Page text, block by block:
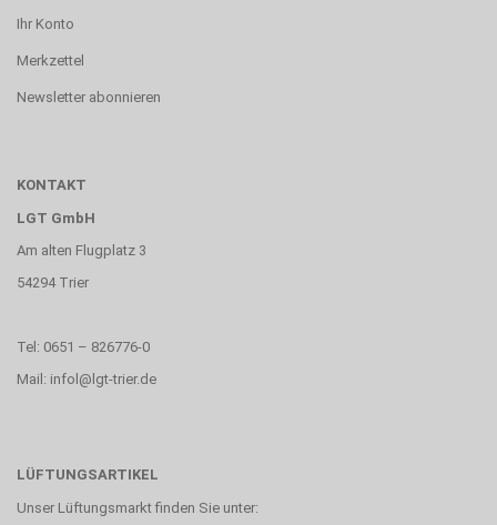
Ihr Konto
Merkzettel
Newsletter abonnieren
KONTAKT
LGT GmbH
Am alten Flugplatz 3
54294 Trier
Tel: 0651 – 826776-0
Mail: infol@lgt-trier.de
LÜFTUNGSARTIKEL
Unser Lüftungsmarkt finden Sie unter: